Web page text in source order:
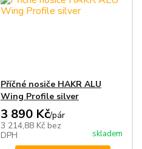
Příčné nosiče HAKR ALU
Wing Profile silver
3 890 Kč/pár
3 214,88 Kč bez
DPH
skladem